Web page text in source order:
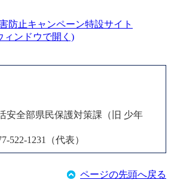
防止キャンペーン特設サイト
ィンドウで開く)
安全部県民保護対策課（旧 少年
522-1231（代表）
ページの先頭へ戻る